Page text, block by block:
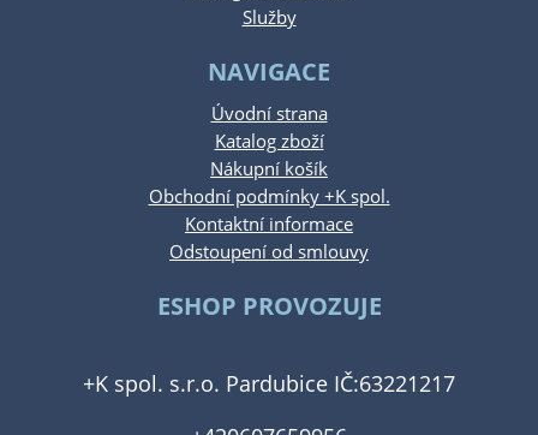
Služby
NAVIGACE
Úvodní strana
Katalog zboží
Nákupní košík
Obchodní podmínky +K spol.
Kontaktní informace
Odstoupení od smlouvy
ESHOP PROVOZUJE
+K spol. s.r.o. Pardubice IČ:63221217